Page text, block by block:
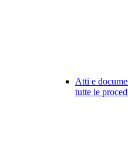
Atti e
tutte le